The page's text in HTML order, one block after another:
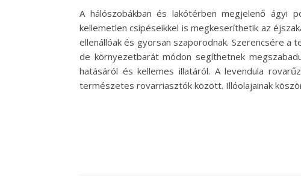
A hálószobákban és lakótérben megjelenő ágyi
kellemetlen csípéseikkel is megkeseríthetik az
ellenállóak és gyorsan szaporodnak. Szerencsére
de környezetbarát módon segíthetnek
hatásáról és kellemes illatáról. A levendula
természetes rovarriasztók között. Illóolajainak